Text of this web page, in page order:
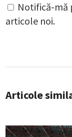
Notifică-mă
articole noi.
Articole